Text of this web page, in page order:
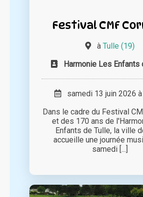
Festival CMF
à Tulle (19)
Harmonie Les Enfants
samedi 13 juin 2026 à
Dans le cadre du Festival
et des 170 ans de
Enfants de Tulle, la ville
accueille une journée
samedi [...]